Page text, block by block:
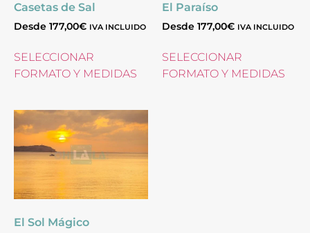
Casetas de Sal
Desde 177,00€ IVA INCLUIDO
SELECCIONAR
FORMATO Y MEDIDAS
El Paraíso
Desde 177,00€ IVA INCLUIDO
SELECCIONAR
FORMATO Y MEDIDAS
El Sol Mágico